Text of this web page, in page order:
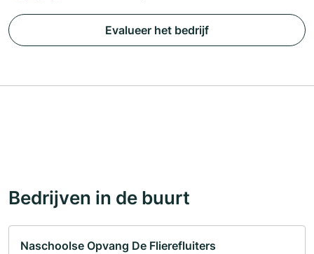
Evalueer het bedrijf
Bedrijven in de buurt
Naschoolse Opvang De Flierefluiters